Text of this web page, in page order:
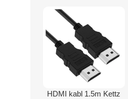
HDMI kabl 1.5m Kettz